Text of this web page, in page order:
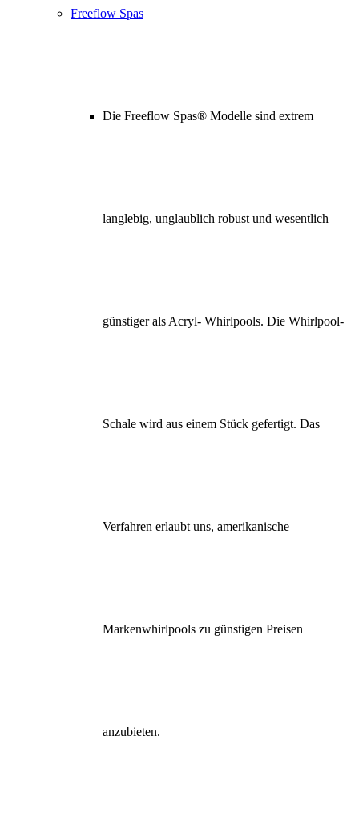
Freeflow Spas
Die Freeflow Spas® Modelle sind extrem
langlebig, unglaublich robust und wesentlich
günstiger als Acryl- Whirlpools. Die Whirlpool-
Schale wird aus einem Stück gefertigt. Das
Verfahren erlaubt uns, amerikanische
Markenwhirlpools zu günstigen Preisen
anzubieten.